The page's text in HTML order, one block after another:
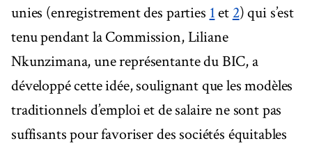
unies (enregistrement des parties 1et 2) qui s’est
tenu pendant la Commission, Liliane
Nkunzimana, une représentante du BIC, a
développé cette idée, soulignant que les modèles
traditionnels d’emploi et de salaire ne sont pas
suffisants pour favoriser des sociétés équitables